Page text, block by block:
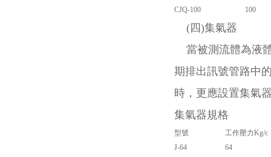
CJQ-100
100
(四)集氣器
當被測流體為液
期排出訊號管路中
時，更應設置集氣
集氣器規格
型號
工作壓力Kg/c
J-64
64